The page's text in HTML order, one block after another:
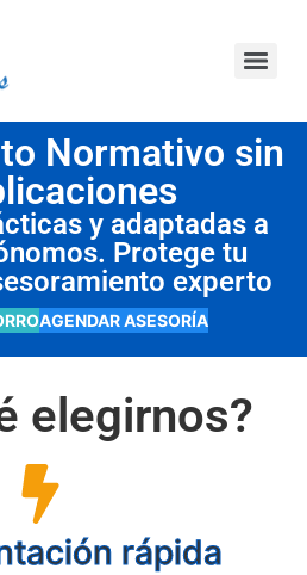
Normativo sin
y adaptadas a
Protege tu
experto
AGENDAR ASESORÍA
elegirnos?
rápida